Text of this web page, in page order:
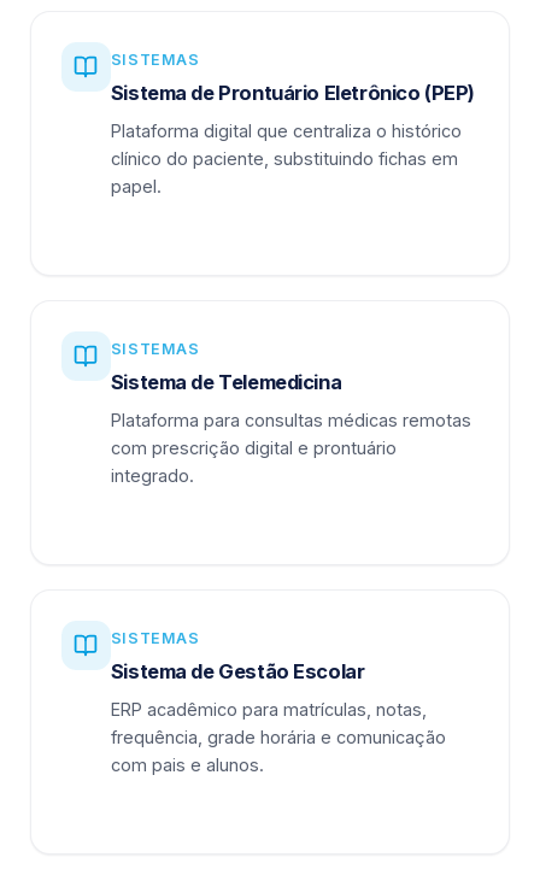
SISTEMAS
Sistema de Prontuário Eletrônico (PEP)
Plataforma digital que centraliza o histórico
clínico do paciente, substituindo fichas em
papel.
SISTEMAS
Sistema de Telemedicina
Plataforma para consultas médicas remotas
com prescrição digital e prontuário
integrado.
SISTEMAS
Sistema de Gestão Escolar
ERP acadêmico para matrículas, notas,
frequência, grade horária e comunicação
com pais e alunos.